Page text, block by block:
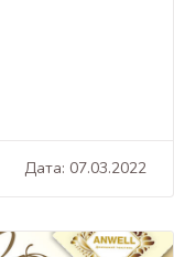
Дата: 07.03.2022